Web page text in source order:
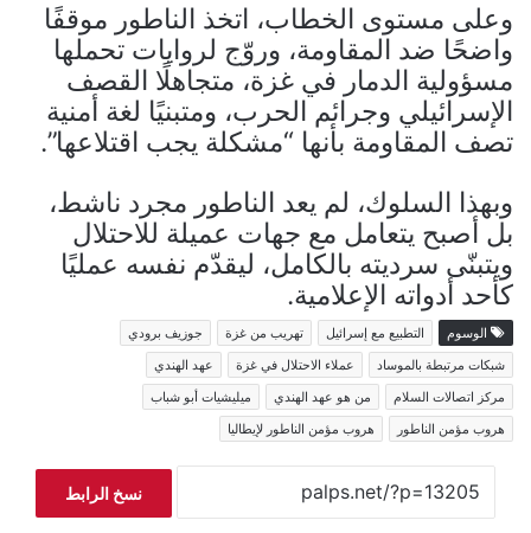
وعلى مستوى الخطاب، اتخذ الناطور موقفًا
واضحًا ضد المقاومة، وروّج لروايات تحملها
مسؤولية الدمار في غزة، متجاهلًا القصف
الإسرائيلي وجرائم الحرب، ومتبنيًا لغة أمنية
تصف المقاومة بأنها “مشكلة يجب اقتلاعها”.
وبهذا السلوك، لم يعد الناطور مجرد ناشط،
بل أصبح يتعامل مع جهات عميلة للاحتلال
ويتبنّى سرديته بالكامل، ليقدّم نفسه عمليًا
كأحد أدواته الإعلامية.
الوسوم التطبيع مع إسرائيل تهريب من غزة
جوزيف برودي
شبكات مرتبطة بالموساد
عملاء الاحتلال في غزة
عهد الهندي
مركز اتصالات السلام
من هو عهد الهندي
ميليشيات أبو شباب
هروب مؤمن الناطور
هروب مؤمن الناطور لإيطاليا
نسخ الرابط